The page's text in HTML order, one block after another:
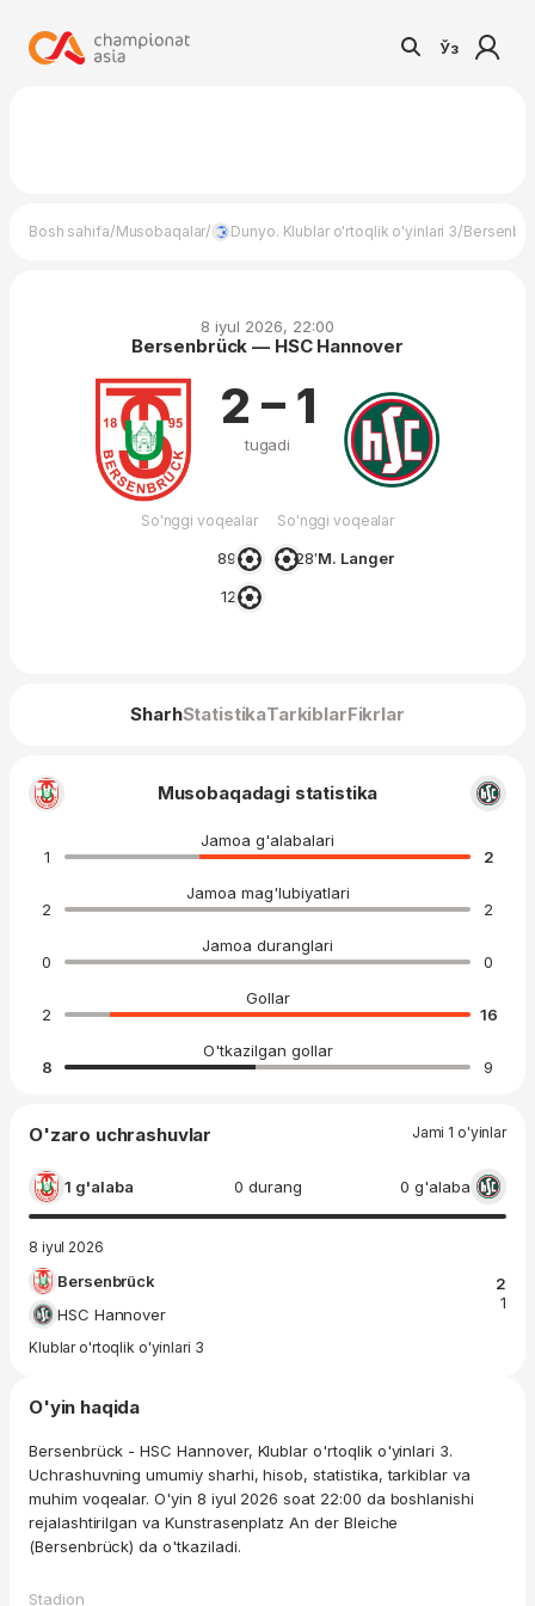
Ўз
Bosh sahifa/Musobaqalar/ Dunyo. Klublar o'rtoqlik o'yinlari 3/
8 iyul 2026, 22:00
Bersenbrück — HSC Hannover
So'nggi voqealar
89′
12′
2 – 1
tugadi
So'nggi voqealar
28′M. Langer
SharhStatistikaTarkiblarFikrlar
Musobaqadagi statistika
Jamoa g'alabalari
1
2
Jamoa mag'lubiyatlari
2
2
Jamoa duranglari
0
0
Gollar
2
16
O'tkazilgan gollar
8
9
O'zaro uchrashuvlar Jami 1 o'yinlar
1 g'alaba 0 durang 0 g'alaba
8 iyul 2026
Bersenbrück
HSC Hannover
2
1
Klublar o'rtoqlik o'yinlari 3
O'yin haqida
Bersenbrück - HSC Hannover, Klublar o'rtoqlik o'yinlari 3.
Uchrashuvning umumiy sharhi, hisob, statistika, tarkiblar va
muhim voqealar. O'yin 8 iyul 2026 soat 22:00 da boshlanishi
rejalashtirilgan va Kunstrasenplatz An der Bleiche
(Bersenbrück) da o'tkaziladi.
Stadion